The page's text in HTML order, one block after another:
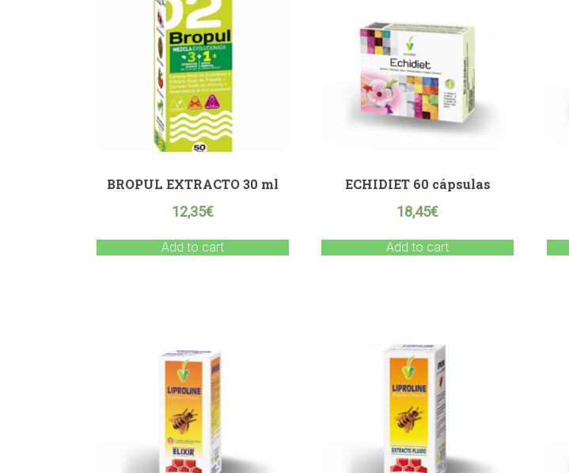
BROPUL EXTRACTO 30 ml
12,35€
Add to cart
ECHIDIET 60 cápsulas
18,45€
Add to cart